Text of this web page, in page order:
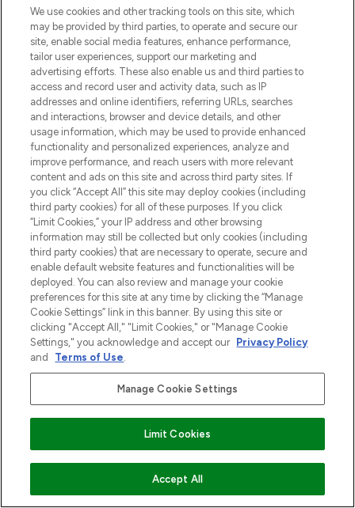
VOEG TOE AAN WINKELMANDJE
LOOKFANTASTIC is de ultieme online
beautybestemming van Europa, met de
beste huidverzorging, haarproducten en
make-up van meer dan 200 topmerken.
Shop online of via de app, met gratis
verzending vanaf €40.
Cookie-toestemming
Do Not Sell or Share My Personal
Information
HELP & INFORMATIE
BEDRIJFSINFORMATIE
OVER LOOKFANTASTIC
2026 THG Beauty Europe GmbH Maximilianstrasse 54 80538 Munich
Betaal veilig met
We use cookies and other tracking tools on this site, which
may be provided by third parties, to operate and secure our
site, enable social media features, enhance performance,
tailor user experiences, support our marketing and
advertising efforts. These also enable us and third parties to
access and record user and activity data, such as IP
addresses and online identifiers, referring URLs, searches
and interactions, browser and device details, and other
usage information, which may be used to provide enhanced
functionality and personalized experiences, analyze and
improve performance, and reach users with more relevant
content and ads on this site and across third party sites. If
you click “Accept All” this site may deploy cookies (including
third party cookies) for all of these purposes. If you click
“Limit Cookies,” your IP address and other browsing
information may still be collected but only cookies (including
third party cookies) that are necessary to operate, secure and
enable default website features and functionalities will be
deployed. You can also review and manage your cookie
preferences for this site at any time by clicking the “Manage
Cookie Settings” link in this banner. By using this site or
clicking "Accept All," "Limit Cookies," or "Manage Cookie
Settings," you acknowledge and accept our Privacy Policy
and
Terms of Use.
Manage Cookie Settings
Limit Cookies
Accept All